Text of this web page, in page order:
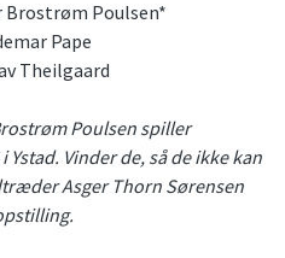
Brostrøm Poulsen*
Pape
Theilgaard
Poulsen spiller
Vinder de, så de ikke kan
Asger Thorn Sørensen